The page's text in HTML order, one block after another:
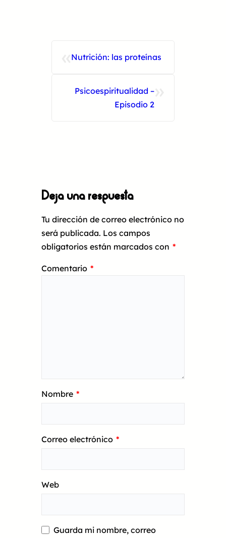
Nutrición: las proteínas
»
Psicoespiritualidad –
Episodio 2
Deja una respuesta
Tu dirección de correo electrónico no
será publicada. Los campos
obligatorios están marcados con *
Comentario *
Nombre *
Correo electrónico *
Web
Guarda mi nombre, correo